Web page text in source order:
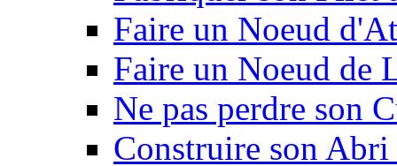
Faire un Noeud
Faire un Noeud de
Ne pas perdre son
Construire son